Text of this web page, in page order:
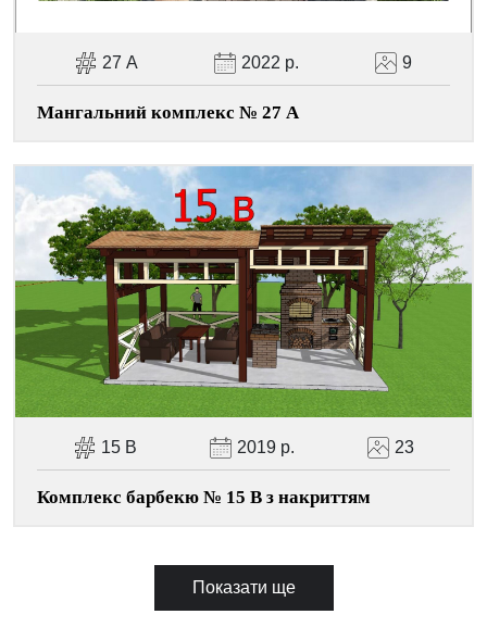
27 А 2022 р. 9
Мангальний комплекс № 27 А
15 В 2019 р. 23
Комплекс барбекю № 15 В з накриттям
Показати ще